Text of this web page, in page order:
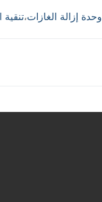
وحدة إزالة الغازات،تنقية